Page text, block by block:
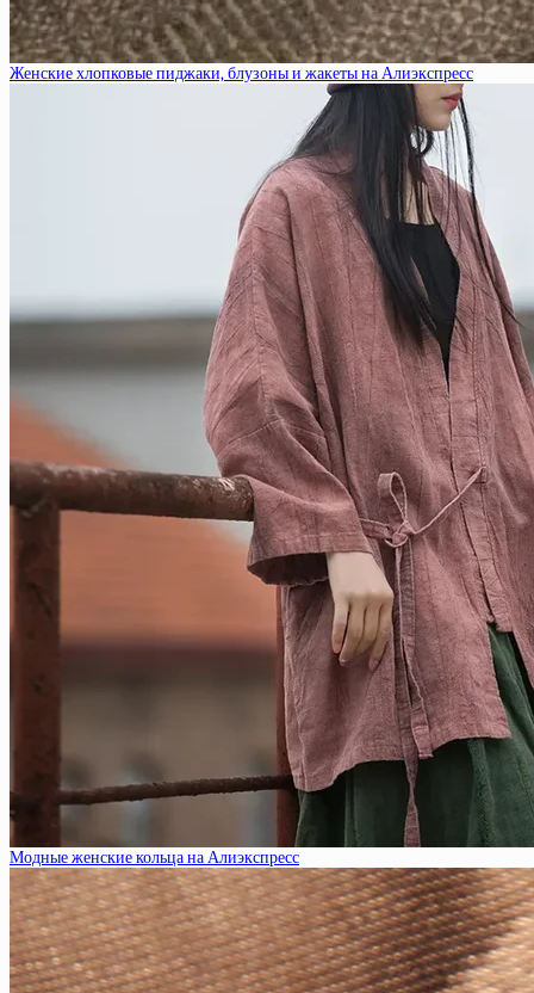
Женские хлопковые пиджаки, блузоны и жакеты на Алиэкспресс
Модные женские кольца на Алиэкспресс